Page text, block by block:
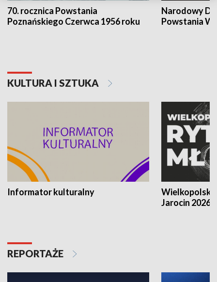
70. rocznica Powstania
Poznańskiego Czerwca 1956 roku
Narodowy
Powstania
KULTURA I SZTUKA
Informator kulturalny
Jarocin 2026
REPORTAŻE